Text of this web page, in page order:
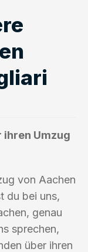
ihren Umzug
von Aachen
du bei uns,
genau
sprechen,
über ihren